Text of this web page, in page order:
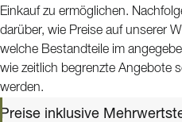
Einkauf zu ermöglichen.
darüber, wie Preise auf unserer
welche Bestandteile im
wie zeitlich begrenzte Angebote
werden.
Preise inklusive